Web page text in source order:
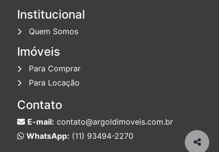
Institucional
Quem Somos
Imóveis
Para Comprar
Para Locação
Contato
E-mail: contato@argoldimoveis.com.br
WhatsApp: (11) 93494-2270